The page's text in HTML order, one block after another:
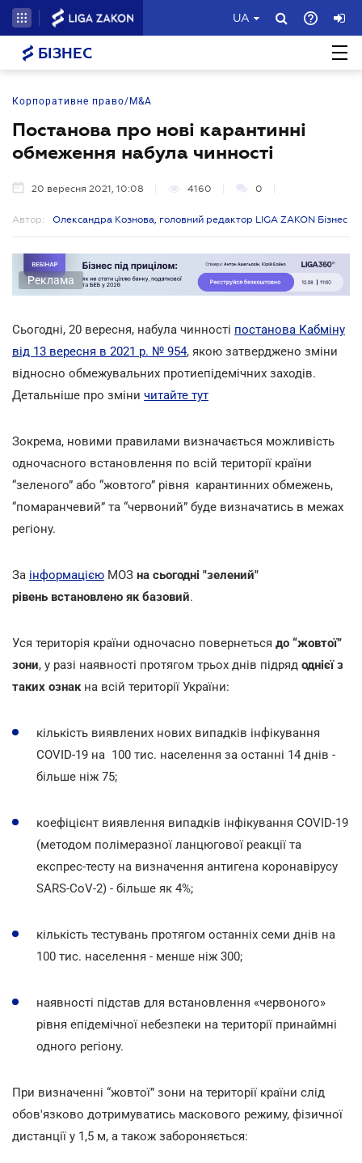
UA
БІЗНЕС
Корпоративне право/M&A
Постанова про нові карантинні
обмеження набула чинності
20 вересня 2021, 10:08 4160 0
Автор: Олександра Кознова, головний редактор LIGA ZAKON Бізнес
Реклама
Сьогодні, 20 вересня, набула чинності постанова Кабміну
від 13 вересня в 2021 р. № 954, якою затверджено зміни
відносно обмежувальних протиепідемічних заходів.
Детальніше про зміни читайте тут
Зокрема, новими правилами визначається можливість
одночасного встановлення по всій території країни
“зеленого” або “жовтого” рівня карантинних обмежень,
“помаранчевий” та “червоний” буде визначатись в межах
регіону.
За інформацією МОЗ на сьогодні "зелений"
рівень встановлено як базовий.
Уся територія країни одночасно повернеться до “жовтої”
зони, у разі наявності протягом трьох днів підряд однієї з
таких ознакна всій території України:
кількість виявлених нових випадків інфікування
COVID-19 на 100 тис. населення за останні 14 днів -
більше ніж 75;
коефіцієнт виявлення випадків інфікування COVID-19
(методом полімеразної ланцюгової реакції та
експрес-тесту на визначення антигена коронавірусу
SARS-CoV-2) - більше як 4%;
кількість тестувань протягом останніх семи днів на
100 тис. населення - менше ніж 300;
наявності підстав для встановлення «червоного»
рівня епідемічної небезпеки на території принаймні
одного регіону.
При визначенні “жовтої” зони на території країни слід
обов'язково дотримуватись маскового режиму, фізичної
дистанції у 1,5 м, а також забороняється: